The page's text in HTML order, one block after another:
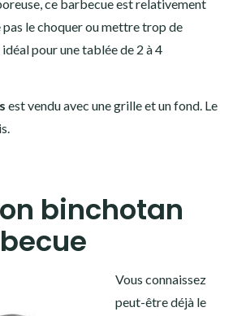
ce barbecue est relativement
le choquer ou mettre trop de
pour une tablée de 2 à 4
est vendu avec une grille et un fond. Le
binchotan
Vous connaissez
peut-être déjà le